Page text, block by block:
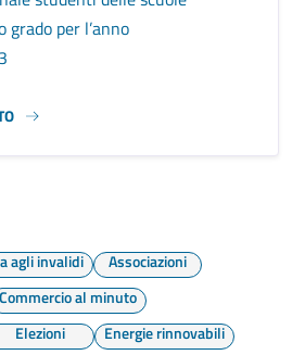
grado per l’anno
agli invalidi
Associazioni
Commercio al minuto
Elezioni
Energie rinnovabili